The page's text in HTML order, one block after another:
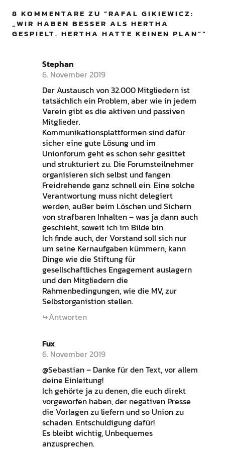
8 KOMMENTARE ZU “RAFAL GIKIEWICZ:
„WIR HABEN BESSER ALS HERTHA
GESPIELT. HERTHA HATTE KEINEN PLAN“”
Stephan
6. November 2019
Der Austausch von 32.000 Mitgliedern ist
tatsächlich ein Problem, aber wie in jedem
Verein gibt es die aktiven und passiven
Mitglieder.
Kommunikationsplattformen sind dafür
sicher eine gute Lösung und im
Unionforum geht es schon sehr gesittet
und strukturiert zu. Die Forumsteilnehmer
organisieren sich selbst und fangen
Freidrehende ganz schnell ein. Eine solche
Verantwortung muss nicht delegiert
werden, außer beim Löschen und Sichern
von strafbaren Inhalten – was ja dann auch
geschieht, soweit ich im Bilde bin.
Ich finde auch, der Vorstand soll sich nur
um seine Kernaufgaben kümmern, kann
Dinge wie die Stiftung für
gesellschaftliches Engagement auslagern
und den Mitgliedern die
Rahmenbedingungen, wie die MV, zur
Selbstorganistion stellen.
Antworten
Fux
6. November 2019
@Sebastian – Danke für den Text, vor allem
deine Einleitung!
Ich gehörte ja zu denen, die euch direkt
vorgeworfen haben, der negativen Presse
die Vorlagen zu liefern und so Union zu
schaden. Entschuldigung dafür!
Es bleibt wichtig, Unbequemes
anzusprechen.